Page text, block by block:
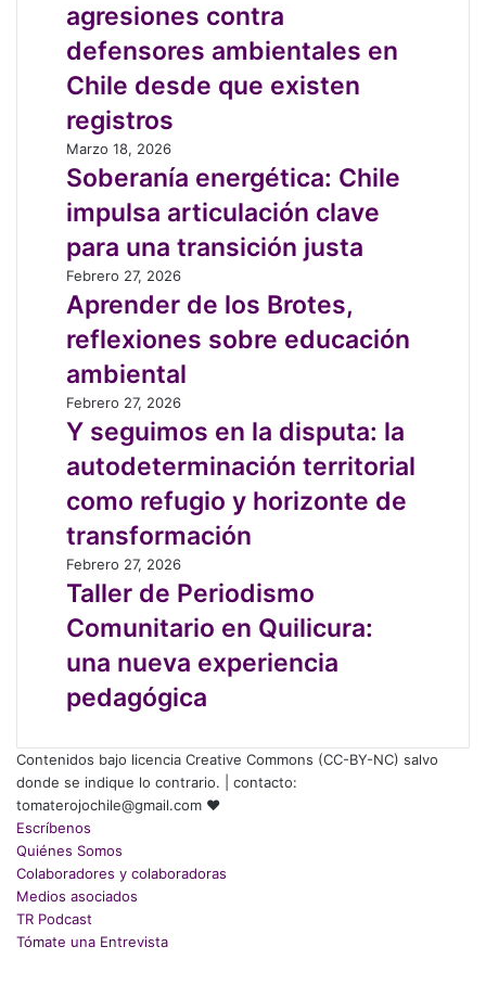
año
con
más
agresiones
contra
defensores
ambientales
en
Chile
desde
que
existen
registros
agresiones contra
defensores ambientales en
Chile desde que existen
registros
Soberanía
energética:
impulsa
articulación
clave
para
una
transición
justa
Marzo 18, 2026
Soberanía energética: Chile
impulsa articulación clave
para una transición justa
Aprender
de
Brotes,
reflexiones
sobre
educación
ambiental
Febrero 27, 2026
Aprender de los Brotes,
reflexiones sobre educación
ambiental
Y
seguimos
la
disputa:
la
autodeterminación
territorial
como
refugio
y
de
transformación
Febrero 27, 2026
Y seguimos en la disputa: la
autodeterminación territorial
como refugio y horizonte de
transformación
Taller
de
Comunitario
en
Quilicura:
una
experiencia
pedagógica
Febrero 27, 2026
Taller de Periodismo
Comunitario en Quilicura:
una nueva experiencia
pedagógica
Contenidos bajo licencia Creative Commons (CC-BY-NC) salvo
donde se indique lo contrario. | contacto:
tomaterojochile@gmail.com ♥
Escríbenos
Quiénes Somos
Colaboradores y colaboradoras
Medios asociados
TR Podcast
Tómate una Entrevista